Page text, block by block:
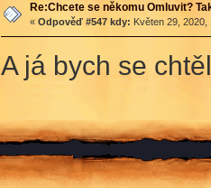
Re:Chcete se někomu Omluvit?
« Odpověď #547 kdy: Květen 29,
A já bych se